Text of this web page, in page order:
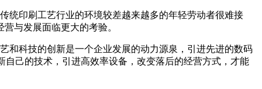
统印刷工艺行业的环境较差越来越多的年轻劳动者很难接
与发展面临更大的考验。
和科技的创新是一个企业发展的动力源泉，引进先进的数码
己的技术，引进高效率设备，改变落后的经营方式，才能